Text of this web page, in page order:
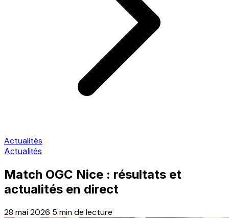
Actualités
Actualités
Match OGC Nice : résultats et
actualités en direct
28 mai 2026 5 min de lecture